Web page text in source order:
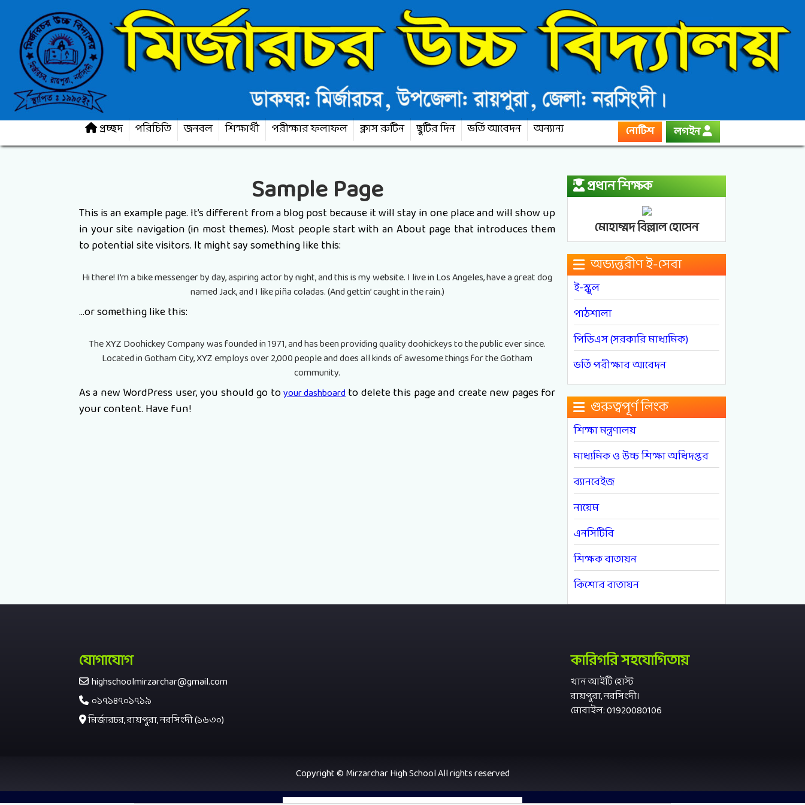
প্রচ্ছদ পরিচিতি জনবল শিক্ষার্থী পরীক্ষার ফলাফল ক্লাস রুটিন ছুটির দিন ভর্তি আবেদন অন্যান্য নোটিশ লগইন
Sample Page
This is an example page. It’s different from a blog post because it will stay in one place and will show up
in your site navigation (in most themes). Most people start with an About page that introduces them
to potential site visitors. It might say something like this:
Hi there! I’m a bike messenger by day, aspiring actor by night, and this is my website. I live in Los Angeles, have a great dog
named Jack, and I like piña coladas. (And gettin’ caught in the rain.)
…or something like this:
The XYZ Doohickey Company was founded in 1971, and has been providing quality doohickeys to the public ever since.
Located in Gotham City, XYZ employs over 2,000 people and does all kinds of awesome things for the Gotham
community.
As a new WordPress user, you should go toyour dashboardto delete this page and create new pages for
your content. Have fun!
প্রধান শিক্ষক
মোহাম্মদ বিল্লাল হোসেন
অভ্যন্তরীণ ই-সেবা
ই-স্কুল
পাঠশালা
পিডিএস (সরকারি মাধ্যমিক)
ভর্তি পরীক্ষার আবেদন
গুরুত্বপূর্ণ লিংক
শিক্ষা মন্ত্রণালয়
মাধ্যমিক ও উচ্চ শিক্ষা অধিদপ্তর
ব্যানবেইজ
নায়েম
এনসিটিবি
শিক্ষক বাতায়ন
কিশোর বাতায়ন
যোগাযোগ
highschoolmirzarchar@gmail.com
০১৭১৪৭০১৭১৯
মির্জারচর, রায়পুরা, নরসিংদী (১৬৩০)
কারিগরি সহযোগিতায়
খান আইটি হোস্ট
রায়পুরা, নরসিংদী।
মোবাইল: 01920080106
Copyright © Mirzarchar High School All rights reserved